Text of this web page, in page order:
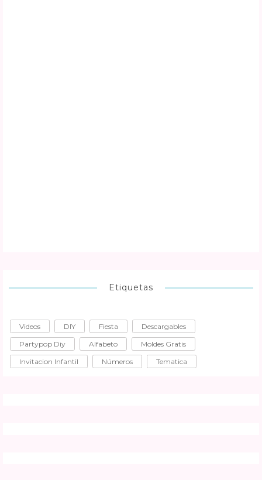
Etiquetas
Videos DIY Fiesta
Descargables
Partypop Diy
Alfabeto
Moldes Gratis
Invitacion Infantil
Números Tematica